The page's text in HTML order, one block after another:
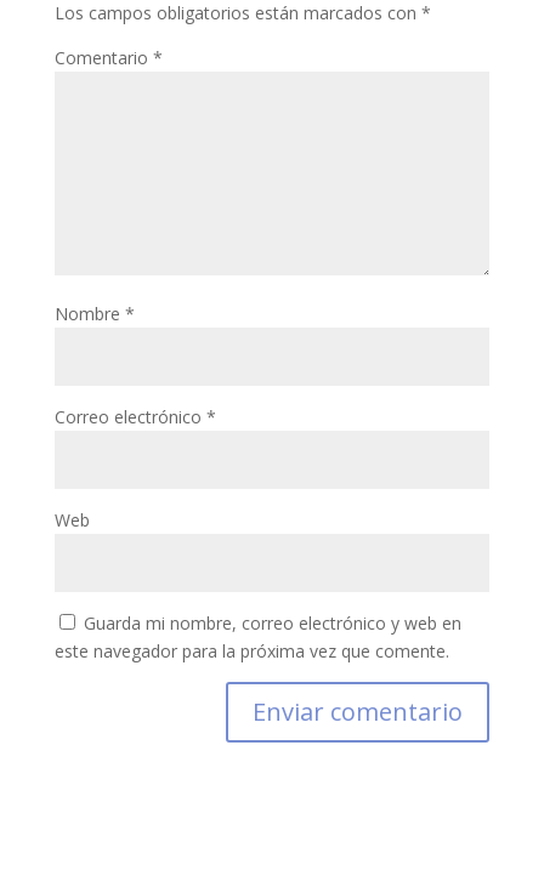
Los campos obligatorios están marcados con *
Comentario *
Nombre *
Correo electrónico *
Web
Guarda mi nombre, correo electrónico y web en
este navegador para la próxima vez que comente.